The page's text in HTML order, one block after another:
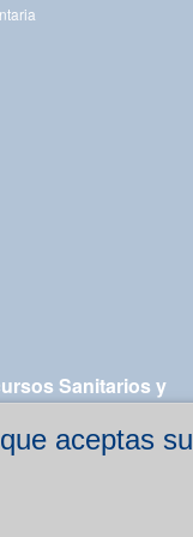
aceptas
Sanitarios y